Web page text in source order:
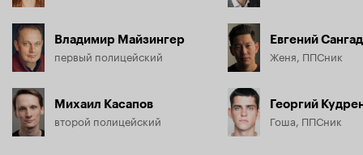
Владимир Майзингер
первый полицейский
Михаил Касапов
второй полицейский
Евгений
Женя, ППСник
Георгий
Гоша, ППСник